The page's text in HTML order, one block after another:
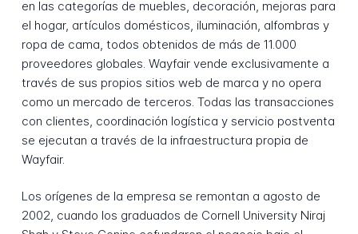
en las categorías de muebles, decoración, mejoras para
el hogar, artículos domésticos, iluminación, alfombras y
ropa de cama, todos obtenidos de más de 11.000
proveedores globales. Wayfair vende exclusivamente a
través de sus propios sitios web de marca y no opera
como un mercado de terceros. Todas las transacciones
con clientes, coordinación logística y servicio postventa
se ejecutan a través de la infraestructura propia de
Wayfair.
Los orígenes de la empresa se remontan a agosto de
2002, cuando los graduados de Cornell University Niraj